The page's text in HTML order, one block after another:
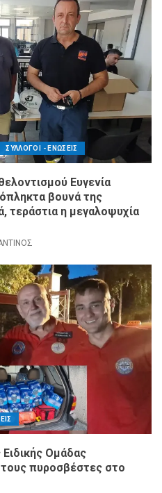
ΣΥΛΛΟΓΟΙ - ΕΝΩΣΕΙΣ
Ευγενία
βουνά της
τεράστια η μεγαλοψυχία
Ομάδας
πυροσβέστες στο